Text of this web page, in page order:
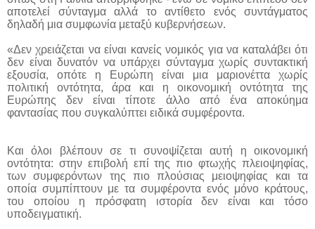
αποτελεί σύνταγμα αλλά το αντίθετο ενός συντάγματος
δηλαδή μια συμφωνία μεταξύ κυβερνήσεων.
«Δεν χρειάζεται να είναι κανείς νομικός για να καταλάβει ότι
δεν είναι δυνατόν να υπάρχει σύνταγμα χωρίς συντακτική
εξουσία, οπότε η Ευρώπη είναι μια μαριονέττα χωρίς
πολιτική οντότητα, άρα και η οικονομική οντότητα της
Ευρώπης δεν είναι τίποτε άλλο από ένα αποκύημα
φαντασίας που συγκαλύπτει ειδικά συμφέροντα.
Και όλοι βλέπουν σε τι συνοψίζεται αυτή η οικονομική
οντότητα: στην επιβολή επί της πιο φτωχής πλειοψηφίας,
των συμφερόντων της πιο πλούσιας μειοψηφίας και τα
οποία συμπίπτουν με τα συμφέροντα ενός μόνο κράτους,
του οποίου η πρόσφατη ιστορία δεν είναι και τόσο
υποδειγματική.